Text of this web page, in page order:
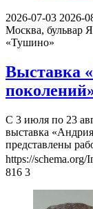
2026-07-03 2026-
Москва, бульвар
«Тушино»
Выставка
С 3 июля по 23
выставка
представлены
https://schema.org/
816 3